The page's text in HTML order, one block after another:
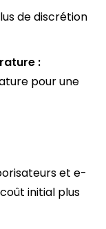
de discrétion
:
pour une
et e-
initial plus